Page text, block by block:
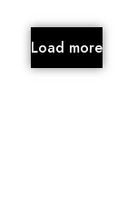
Load more